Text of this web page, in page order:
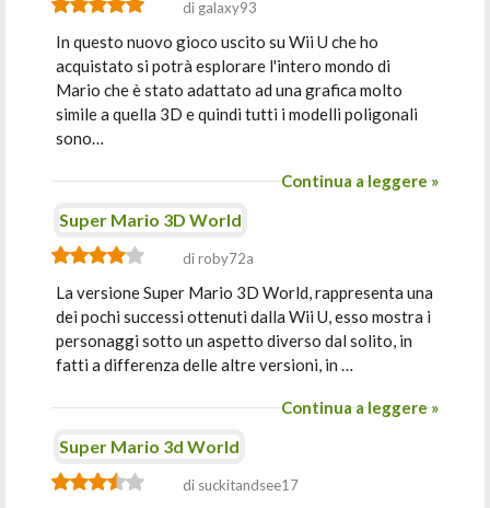
di galaxy93
In questo nuovo gioco uscito su Wii U che ho
acquistato si potrà esplorare l'intero mondo di
Mario che è stato adattato ad una grafica molto
simile a quella 3D e quindi tutti i modelli poligonali
sono…
Continua a leggere »
Super Mario 3D World
di roby72a
La versione Super Mario 3D World, rappresenta una
dei pochi successi ottenuti dalla Wii U, esso mostra i
personaggi sotto un aspetto diverso dal solito, in
fatti a differenza delle altre versioni, in …
Continua a leggere »
Super Mario 3d World
di suckitandsee17